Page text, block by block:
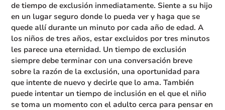
de tiempo de exclusión inmediatamente. Siente a su hijo
en un lugar seguro donde lo pueda ver y haga que se
quede allí durante un minuto por cada año de edad. A
los niños de tres años, estar excluidos por tres minutos
les parece una eternidad. Un tiempo de exclusión
siempre debe terminar con una conversación breve
sobre la razón de la exclusión, una oportunidad para
que intente de nuevo y decirle que lo ama. También
puede intentar un tiempo de inclusión en el que el niño
se toma un momento con el adulto cerca para pensar en